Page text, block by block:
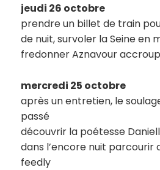
jeudi 26 octobre
prendre un billet de train
de nuit, survoler la Seine en
fredonner Aznavour
mercredi 25 octobre
après un entretien, le
passé
découvrir la poétesse
dans l’encore nuit parcourir
feedly